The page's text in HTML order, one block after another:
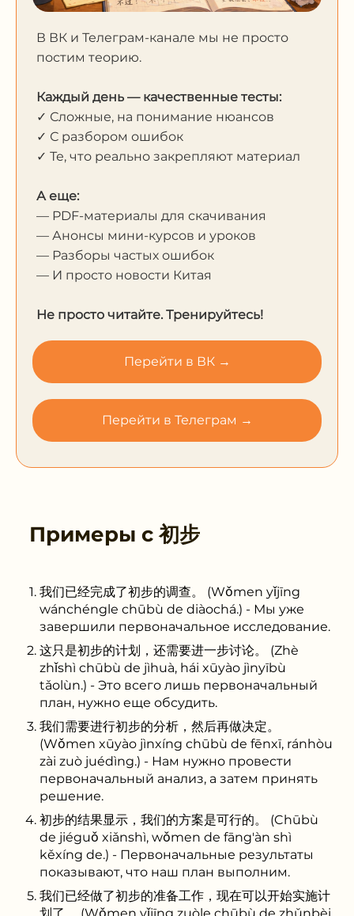
В ВК и Телеграм-канале мы не просто
постим теорию.
Каждый день — качественные тесты:
✓ Сложные, на понимание нюансов
✓ С разбором ошибок
✓ Те, что реально закрепляют материал
А еще:
— PDF-материалы для скачивания
— Анонсы мини-курсов и уроков
— Разборы частых ошибок
— И просто новости Китая
Не просто читайте. Тренируйтесь!
Перейти в ВК →
Перейти в Телеграм →
Примеры с初步
我们已经完成了初步的调查。 (Wǒmen yǐjīng
wánchéngle chūbù de diàochá.) - Мы уже
завершили первоначальное исследование.
这只是初步的计划，还需要进一步讨论。 (Zhè
zhǐshì chūbù de jìhuà, hái xūyào jìnyībù
tǎolùn.) - Это всего лишь первоначальный
план, нужно еще обсудить.
我们需要进行初步的分析，然后再做决定。
(Wǒmen xūyào jìnxíng chūbù de fēnxī, ránhòu
zài zuò juédìng.) - Нам нужно провести
первоначальный анализ, а затем принять
решение.
初步的结果显示，我们的方案是可行的。 (Chūbù
de jiéguǒ xiǎnshì, wǒmen de fāng'àn shì
kěxíng de.) - Первоначальные результаты
показывают, что наш план выполним.
我们已经做了初步的准备工作，现在可以开始实施计